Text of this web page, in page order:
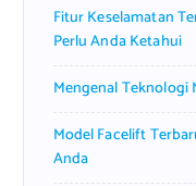
:Fitur Keselamatan
Perlu Anda Ketahui
Mengenal
Model Facelift
Anda